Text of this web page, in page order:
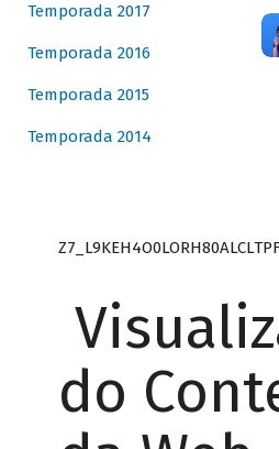
Temporada 2017
Temporada 2016
Temporada 2015
Temporada 2014
do